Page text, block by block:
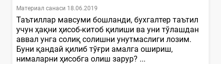
Материал санаси 18.06.2019
Таътиллар мавсуми бошланди, бухгалтер таътил
учун ҳақни ҳисоб-китоб қилиши ва уни тўлашдан
аввал унга солиқ солишни унутмаслиги лозим.
Буни қандай қилиб тўғри амалга ошириш,
нималарни ҳисобга олиш зарур? ...